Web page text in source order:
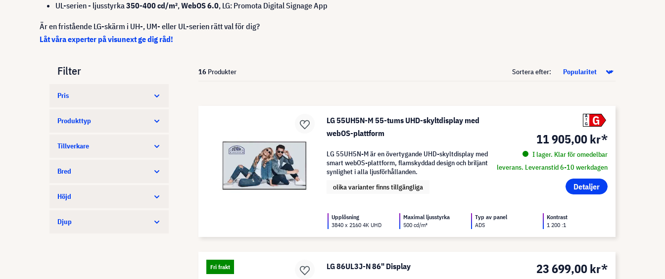
UL-serien - ljusstyrka350-400 cd/m²,WebOS 6.0, LG: Promota Digital Signage App
Är en fristående LG-skärm i UH-, UM- eller UL-serien rätt val för dig?
Låt våra experter på visunext ge dig råd!
Filter
Pris
Produkttyp
Tillverkare
Bred
Höjd
Djup
16 Produkter Sortera efter:
LG 55UH5N-M 55-tums UHD-skyltdisplay med
webOS-plattform
A
G
G
11 905,00 kr*
I lager. Klar för omedelbar
leverans. Leveranstid 6-10 werkdagen
Detaljer
LG 55UH5N-M är en övertygande UHD-skyltdisplay med
smart webOS-plattform, flamskyddad design och briljant
synlighet i alla ljusförhållanden.
olika varianter finns tillgängliga
Upplösning
3840 x 2160 4K UHD
Maximal ljusstyrka
500 cd/m²
Typ av panel
ADS
Kontrast
1 200 :1
Fri frakt LG 86UL3J-N 86" Display 23 699,00 kr*